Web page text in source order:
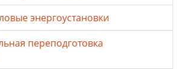
энергоустановки
переподготовка